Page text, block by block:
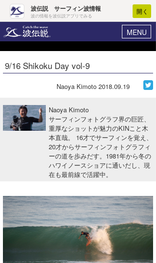
波伝説 サーフィン波情報
波の情報を波伝説アプリでみる
開く
MENU
ヘルプ マイホーム
ログイン
波情報･概況
WAVE HUNTER波予想ツール
会員メニュー
今月のプレゼント
9/16 Shikoku Day vol-9
Naoya Kimoto 2018.09.19
Naoya Kimoto
サーフィンフォトグラフ界の巨匠、
重厚なショットが魅力のKINこと木
本直哉。 16才でサーフィンを覚え、
20才からサーフィンフォトグラフィ
ーの道を歩みだす。1981年から冬の
ハワイノースショアに通いだし、現
在も最前線で活躍中。
Core Surf Japan
ファッション/グッズ
アート＆エンタメ
ショップ情報
湘南
ウラナミ
お知らせ